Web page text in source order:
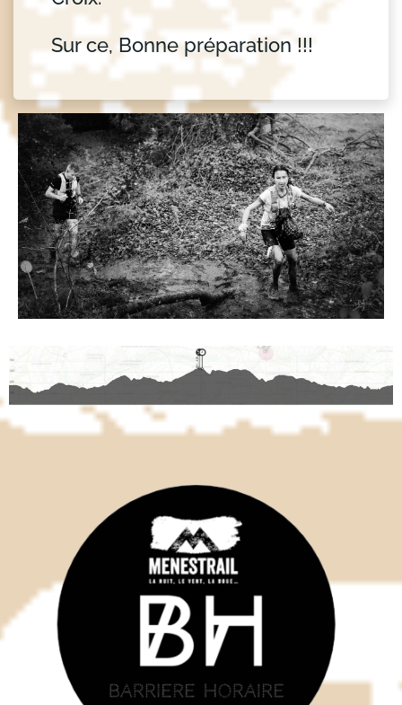
Sur ce, Bonne préparation !!!